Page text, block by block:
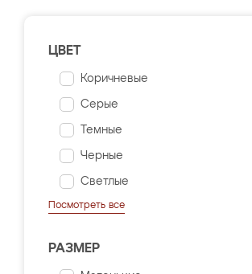
ЦВЕТ
Коричневые
Серые
Темные
Черные
Светлые
Посмотреть все
РАЗМЕР